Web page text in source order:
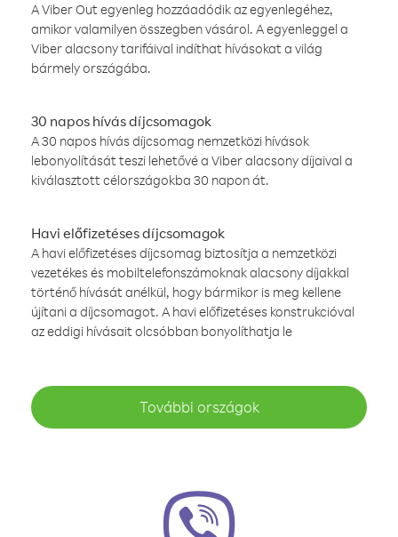
A Viber Out egyenleg hozzáadódik az egyenlegéhez,
amikor valamilyen összegben vásárol. A egyenleggel a
Viber alacsony tarifáival indíthat hívásokat a világ
bármely országába.
30 napos hívás díjcsomagok
A 30 napos hívás díjcsomag nemzetközi hívások
lebonyolítását teszi lehetővé a Viber alacsony díjaival a
kiválasztott célországokba 30 napon át.
Havi előfizetéses díjcsomagok
A havi előfizetéses díjcsomag biztosítja a nemzetközi
vezetékes és mobiltelefonszámoknak alacsony díjakkal
történő hívását anélkül, hogy bármikor is meg kellene
újítani a díjcsomagot. A havi előfizetéses konstrukcióval
az eddigi hívásait olcsóbban bonyolíthatja le
További országok